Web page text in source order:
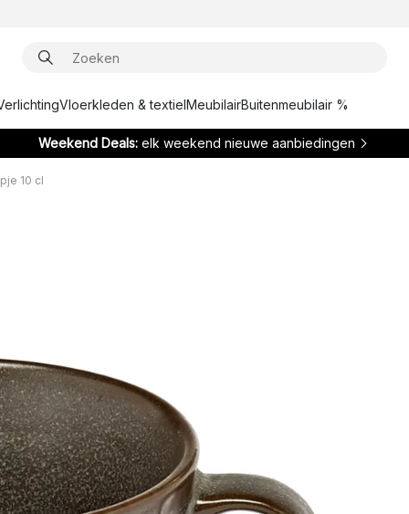
Vloerkleden & textielMeubilairBuitenmeubilair %
Weekend Deals: elk weekend nieuwe aanbiedingen
10 cl